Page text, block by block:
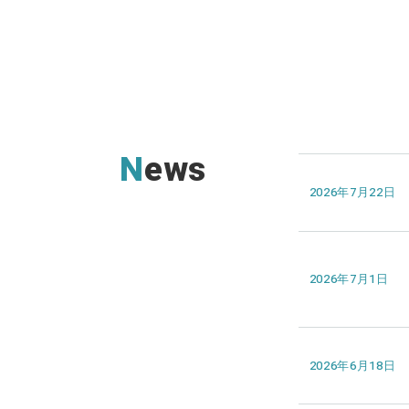
News 2026年7月22日
2026年7月1日
2026年6月18日